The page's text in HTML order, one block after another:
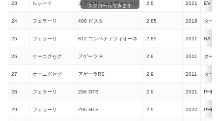
23 ルシード エア ドリームエディション 2.8 2021 EV
24 フェラーリ 488 ピスタ 2.85 2018 ターボ
25 フェラーリ 812 コンペティツィオーネ 2.85 2021 NA
26 ケーニグセグ アゲーラ R 2.9 2011 ターボ
27 ケーニグセグ アゲーラRS 2.9 2011 ターボ
28 フェラーリ 296 GTB 2.9 2021 PHEV
29 フェラーリ 296 GTS 2.9 2022 PHEV
スクロールできます